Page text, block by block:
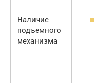
Наличие
подъемного
механизма